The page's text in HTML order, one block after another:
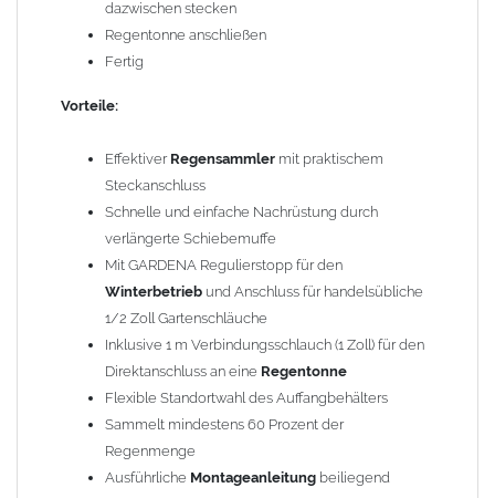
Freier Innendurchmesser: 80 mm
Höhe desWassersammlers: 400 mm
Material: Zink blank (Titanzink)
Schlauchmaße: Außendurchmesser 29 mm, Innendurchmesser
25 mm, Wandstärke 2,0 mm
Gewicht: 1,20 kg
Hinweis zum Gardena Regulierstopp (für Winterbetrieb oder als
Anschluss für Gartenschläuche):
dazwischen stecken
Regentonne anschließen
Fertig
Vorteile:
Effektiver Regensammler mit praktischem
Steckanschluss
Schnelle und einfache Nachrüstung durch
verlängerte Schiebemuffe
Mit GARDENA Regulierstopp für den
Winterbetrieb und Anschluss für handelsübliche
1/2 Zoll Gartenschläuche
Inklusive 1 m Verbindungsschlauch (1 Zoll) für den
Direktanschluss an eine Regentonne
Flexible Standortwahl des Auffangbehälters
Sammelt mindestens 60 Prozent der
Regenmenge
Ausführliche Montageanleitung beiliegend